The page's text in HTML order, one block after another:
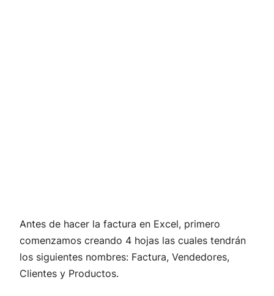
Antes de hacer la factura en Excel, primero
comenzamos creando 4 hojas las cuales tendrán
los siguientes nombres: Factura, Vendedores,
Clientes y Productos.